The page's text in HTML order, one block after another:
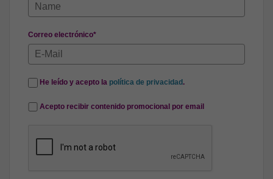
Correo electrónico*
He leído y acepto la política de privacidad .
Acepto recibir contenido promocional por email